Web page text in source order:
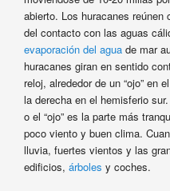
abierto. Los huracanes reúnen
del contacto con las aguas
evaporación del aguade mar
huracanes giran en sentido
reloj, alrededor de un “ojo” en
la derecha en el hemisferio
o el “ojo” es la parte más
poco viento y buen clima.
lluvia, fuertes vientos y las
edificios, árboles y coches.